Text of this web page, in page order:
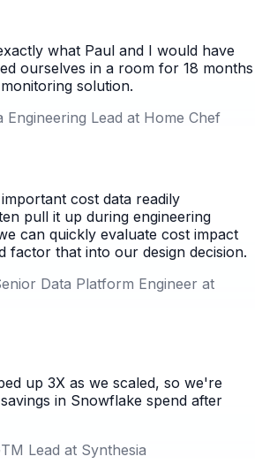
what Paul and I would have
ourselves in a room for 18 months
solution.
Engineering Lead at Home Chef
cost data readily
pull it up during engineering
can quickly evaluate cost impact
factor that into our design decision.
Data Platform Engineer at
up 3X as we scaled, so we're
in Snowflake spend after
Lead at Synthesia